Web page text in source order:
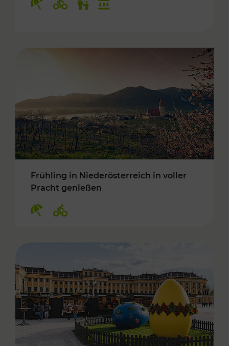
Frühling in Niederösterreich in voller
Pracht genießen